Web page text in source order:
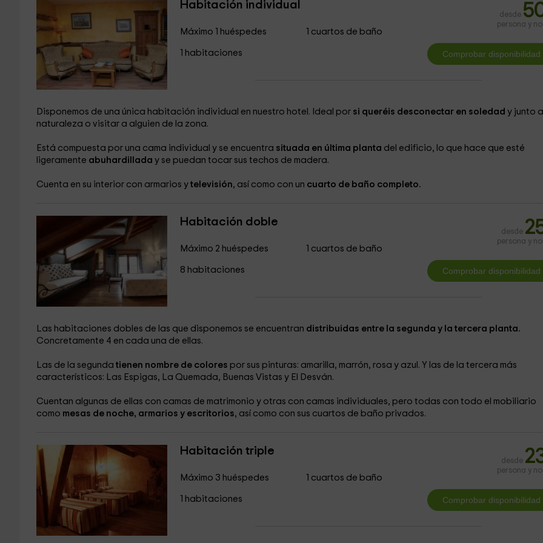
Habitación individual
Máximo 1 huéspedes
1 habitaciones
1 cuartos de baño
desde
persona y
Disponemos de una única habitación individual en nuestro hotel. Ideal por si queréis desconectar en soledad y junto
naturaleza o visitar a alguien de la zona.
Está compuesta por una cama individual y se encuentra situada en última planta del edificio, lo que hace que esté
ligeramente abuhardillada y se puedan tocar sus techos de madera.
Cuenta en su interior con armarios y televisión, así como con un cuarto de baño completo.
Habitación doble
Máximo 2 huéspedes
8 habitaciones
1 cuartos de baño
desde
persona y
Las habitaciones dobles de las que disponemos se encuentran distribuidas entre la segunda y la tercera planta.
Concretamente 4 en cada una de ellas.
Las de la segunda tienen nombre de colores por sus pinturas: amarilla, marrón, rosa y azul. Y las de la tercera más
característicos: Las Espigas, La Quemada, Buenas Vistas y El Desván.
Cuentan algunas de ellas con camas de matrimonio y otras con camas individuales, pero todas con todo el mobiliario
como mesas de noche, armarios y escritorios, así como con sus cuartos de baño privados.
Habitación triple
Máximo 3 huéspedes
1 habitaciones
1 cuartos de baño
desde
persona y